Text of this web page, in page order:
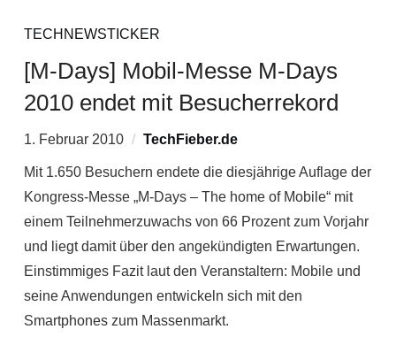
TECHNEWSTICKER
[M-Days] Mobil-Messe M-Days
2010 endet mit Besucherrekord
1. Februar 2010 TechFieber.de
Mit 1.650 Besuchern endete die diesjährige Auflage der
Kongress-Messe „M-Days – The home of Mobile“ mit
einem Teilnehmerzuwachs von 66 Prozent zum Vorjahr
und liegt damit über den angekündigten Erwartungen.
Einstimmiges Fazit laut den Veranstaltern: Mobile und
seine Anwendungen entwickeln sich mit den
Smartphones zum Massenmarkt.